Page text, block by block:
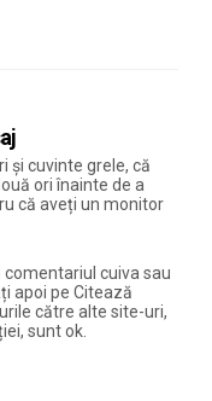
și cuvinte grele, că
ori înainte de a
că aveți un monitor
cuiva sau
apoi pe Citează
către alte site-uri,
sunt ok.